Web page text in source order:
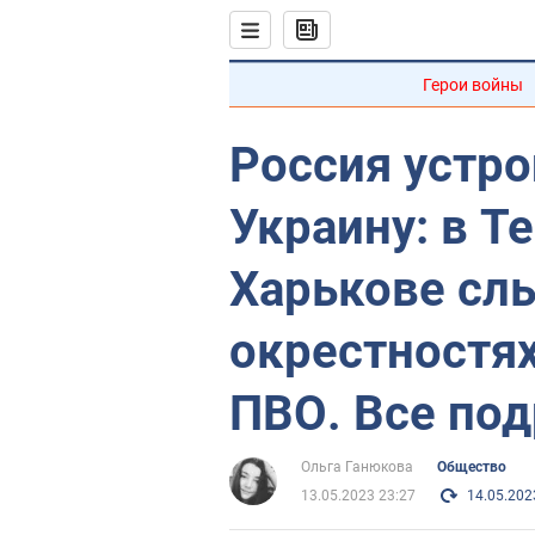
Герои войны
Россия
Украину: в
Харькове
ПВО. Все
Ольга Ганюкова
Общество
13.05.2023 23:27